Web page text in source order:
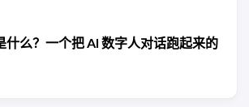
什么？一个把 AI 数字人对话跑起来的